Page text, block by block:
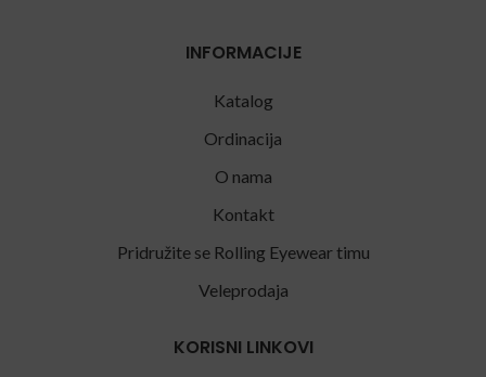
INFORMACIJE
Katalog
Ordinacija
O nama
Kontakt
Pridružite se Rolling Eyewear timu
Veleprodaja
KORISNI LINKOVI